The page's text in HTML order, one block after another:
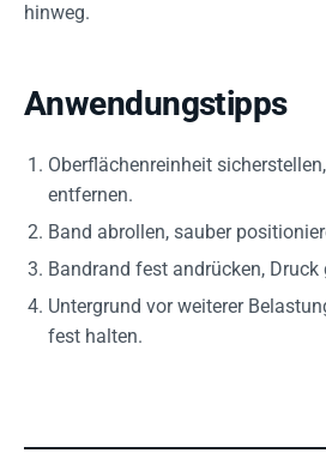
hinweg.
Anwendungstipps
Oberflächenreinheit
entfernen.
Band abrollen, sauber
Bandrand fest andrücken,
Untergrund vor weiterer
fest halten.